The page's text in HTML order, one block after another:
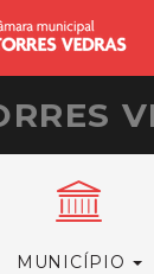
MUNICÍPIO